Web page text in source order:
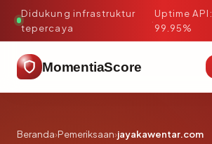
Didukung infrastruktur
tepercaya
·
Uptime API:
99.95%
MomentiaScore
Beranda›Pemeriksaan›jayakawentar.com